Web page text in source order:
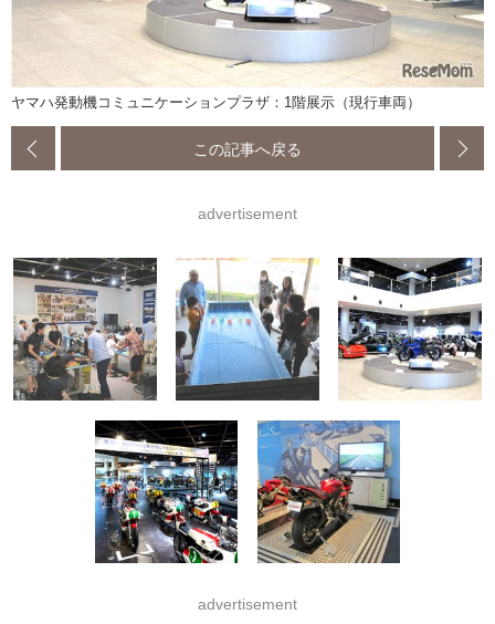
ヤマハ発動機コミュニケーションプラザ：1階展示（現行車両）
この記事へ戻る
advertisement
advertisement